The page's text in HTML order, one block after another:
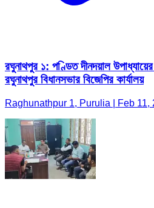
রঘুনাথপুর ১: পণ্ডিত দীনদয়াল
রঘুনাথপুর বিধানসভার বিজেপির কার্যালয়
Raghunathpur 1, Purulia | Feb 11,